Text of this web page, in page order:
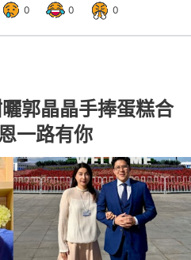
0 0 0
郭晶晶手捧蛋糕合
一路有你